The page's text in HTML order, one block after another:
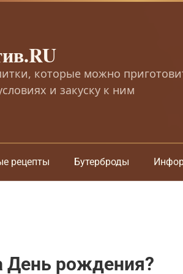
которые можно
и закуску к ним
рецепты Бутерброды
День рождения?